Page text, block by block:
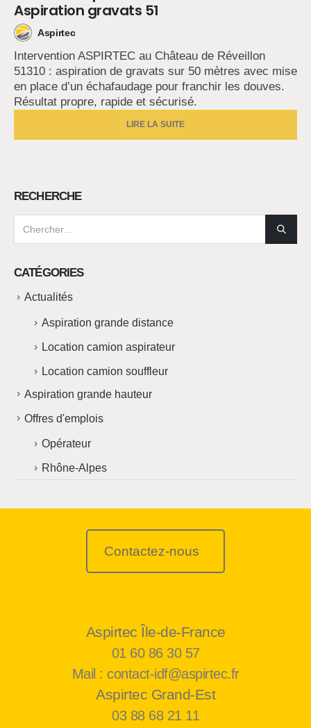
Aspiration gravats 51
Aspirtec
Intervention ASPIRTEC au Château de Réveillon
51310 : aspiration de gravats sur 50 mètres avec mise
en place d’un échafaudage pour franchir les douves.
Résultat propre, rapide et sécurisé.
LIRE LA SUITE
RECHERCHE
CATÉGORIES
Actualités
Aspiration grande distance
Location camion aspirateur
Location camion souffleur
Aspiration grande hauteur
Offres d'emplois
Opérateur
Rhône-Alpes
Contactez-nous
Aspirtec Île-de-France
01 60 86 30 57
Mail : contact-idf@aspirtec.fr
Aspirtec Grand-Est
03 88 68 21 11